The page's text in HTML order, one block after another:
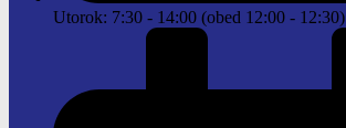
Utorok: 7:30 - 14:00 (obed 12:00 - 12:30)